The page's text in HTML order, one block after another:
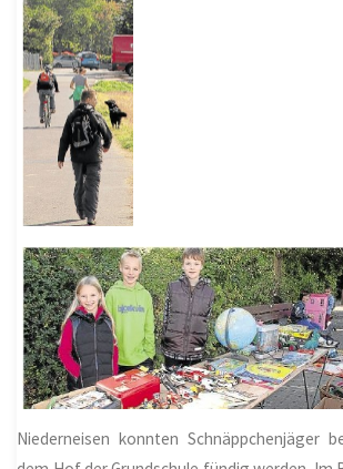
Niederneisen konnten Schnäppchenjäger